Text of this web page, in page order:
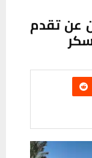
عن تقدم